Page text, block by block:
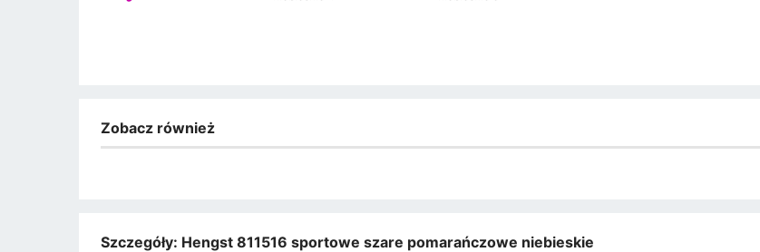
Zobacz również
Szczegóły: Hengst 811516 sportowe szare pomarańczowe niebieskie